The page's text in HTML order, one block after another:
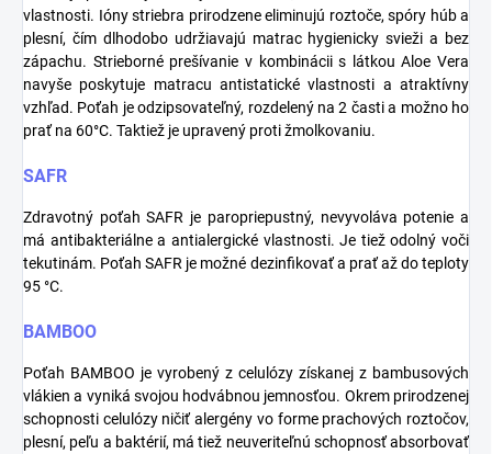
vlastnosti. Ióny striebra prirodzene eliminujú roztoče, spóry húb a
plesní, čím dlhodobo udržiavajú matrac hygienicky svieži a bez
zápachu. Strieborné prešívanie v kombinácii s látkou Aloe Vera
navyše poskytuje matracu antistatické vlastnosti a atraktívny
vzhľad. Poťah je odzipsovateľný, rozdelený na 2 časti a možno ho
prať na 60°C. Taktiež je upravený proti žmolkovaniu.
SAFR
Zdravotný poťah SAFR je paropriepustný, nevyvoláva potenie a
má antibakteriálne a antialergické vlastnosti. Je tiež odolný voči
tekutinám. Poťah SAFR je možné dezinfikovať a prať až do teploty
95 °C.
BAMBOO
Poťah BAMBOO je vyrobený z celulózy získanej z bambusových
vlákien a vyniká svojou hodvábnou jemnosťou. Okrem prirodzenej
schopnosti celulózy ničiť alergény vo forme prachových roztočov,
plesní, peľu a baktérií, má tiež neuveriteľnú schopnosť absorbovať